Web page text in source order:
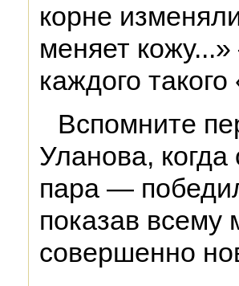
корне
меняет
каждого
Вспомните
Уланова,
пара —
показав всему
совершенно